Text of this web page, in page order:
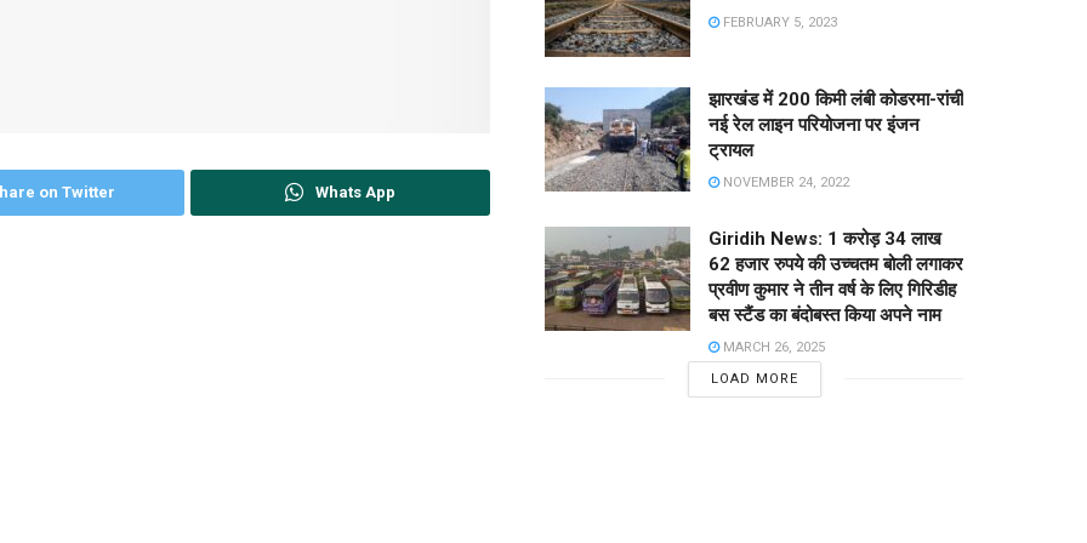
on Twitter Whats App
FEBRUARY 5, 2023
झारखंड में 200 किमी लंबी कोडरमा-रांची
नई रेल लाइन परियोजना पर इंजन
ट्रायल
NOVEMBER 24, 2022
Giridih News: 1 करोड़ 34 लाख
62 हजार रुपये की उच्चतम बोली लगाकर
प्रवीण कुमार ने तीन वर्ष के लिए गिरिडीह
बस स्टैंड का बंदोबस्त किया अपने नाम
MARCH 26, 2025
LOAD MORE